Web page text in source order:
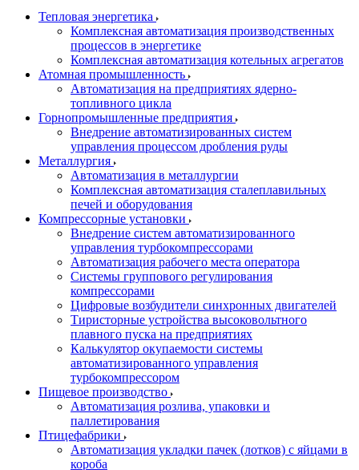
Тепловая энергетика
Комплексная автоматизация производственных
процессов в энергетике
Комплексная автоматизация котельных агрегатов
Атомная промышленность
Автоматизация на предприятиях ядерно-
топливного цикла
Горнопромышленные предприятия
Внедрение автоматизированных систем
управления процессом дробления руды
Металлургия
Автоматизация в металлургии
Комплексная автоматизация сталеплавильных
печей и оборудования
Компрессорные установки
Внедрение систем автоматизированного
управления турбокомпрессорами
Автоматизация рабочего места оператора
Системы группового регулирования
компрессорами
Цифровые возбудители синхронных двигателей
Тиристорные устройства высоковольтного
плавного пуска на предприятиях
Калькулятор окупаемости системы
автоматизированного управления
турбокомпрессором
Пищевое производство
Автоматизация розлива, упаковки и
паллетирования
Птицефабрики
Автоматизация укладки пачек (лотков) с яйцами в
короба